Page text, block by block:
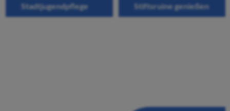
Stadtjugendpflege
Stiftsruine genießen